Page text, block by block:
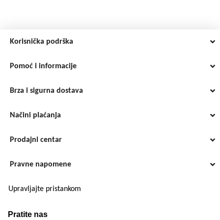
Korisnička podrška
Pomoć i informacije
Brza i sigurna dostava
Načini plaćanja
Prodajni centar
Pravne napomene
Upravljajte pristankom
Pratite nas